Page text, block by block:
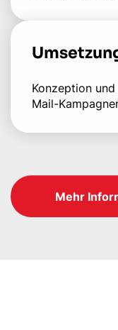
Konzeption
Mail-
Mehr